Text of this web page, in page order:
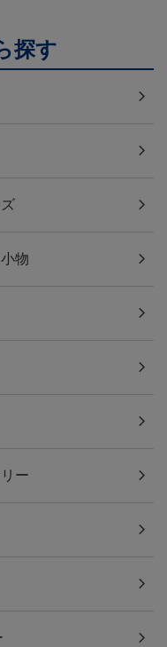
探す
物
ー